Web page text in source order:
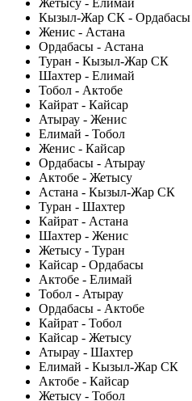
Жетысу - Елимай
Кызыл-Жар СК - Ордабасы
Женис - Астана
Ордабасы - Астана
Туран - Кызыл-Жар СК
Шахтер - Елимай
Тобол - Актобе
Кайрат - Кайсар
Атырау - Женис
Елимай - Тобол
Женис - Кайсар
Ордабасы - Атырау
Актобе - Жетысу
Астана - Кызыл-Жар СК
Туран - Шахтер
Кайрат - Астана
Шахтер - Женис
Жетысу - Туран
Кайсар - Ордабасы
Актобе - Елимай
Тобол - Атырау
Ордабасы - Актобе
Кайрат - Тобол
Кайсар - Жетысу
Атырау - Шахтер
Елимай - Кызыл-Жар СК
Актобе - Кайсар
Жетысу - Тобол